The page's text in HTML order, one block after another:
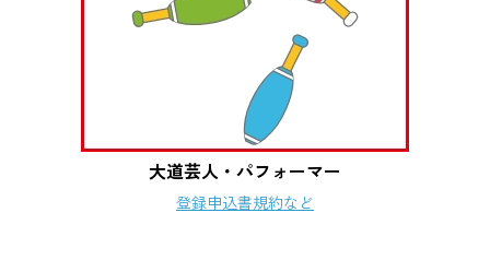
大道芸人・パフォーマー
登録申込書規約など